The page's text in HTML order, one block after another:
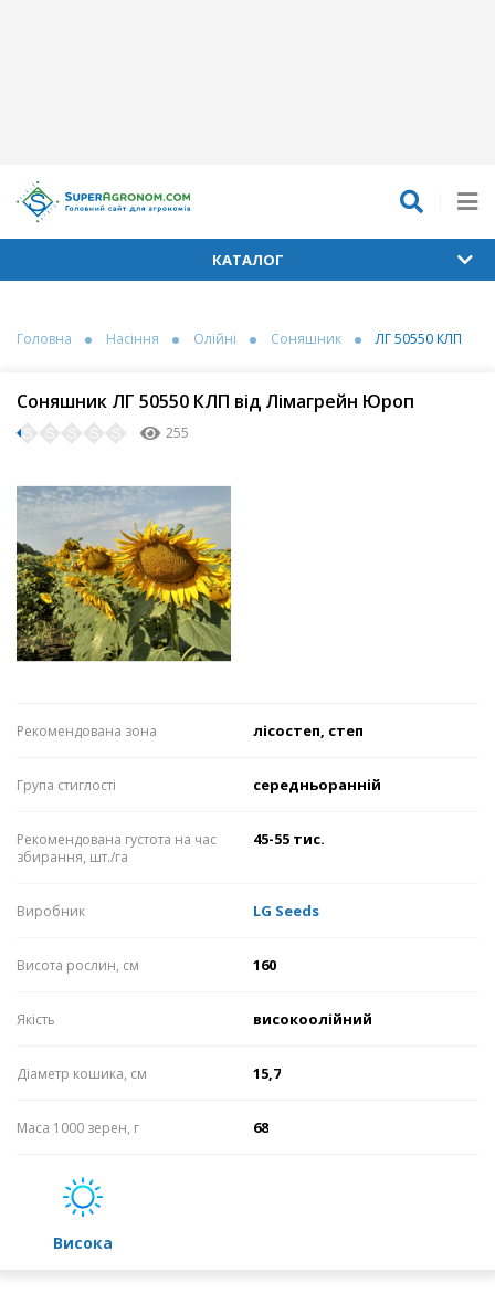
КАТАЛОГ
Головна Насіння Олійні Соняшник ЛГ 50550 КЛП
Соняшник ЛГ 50550 КЛП від Лімагрейн Юроп
255
Рекомендована зона лісостеп, степ
Група стиглості середньоранній
Рекомендована густота на час
збирання, шт./га
45-55 тис.
Виробник LG Seeds
Висота рослин, см 160
Якість високоолійний
Діаметр кошика, см 15,7
Маса 1000 зерен, г 68
висока